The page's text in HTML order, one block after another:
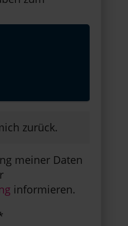
zurück.
meiner Daten
informieren.